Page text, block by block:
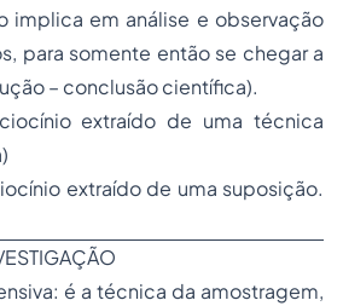
implica em análise e observação
para somente então se chegar a
– conclusão científica).
extraído de uma técnica
extraído de uma suposição.
é a técnica da amostragem,